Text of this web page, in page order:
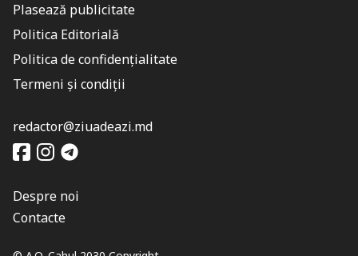
Plasează publicitate
Politica Editorială
Politica de confidențialitate
Termeni și condiții
redactor@ziuadeazi.md
Despre noi
Contacte